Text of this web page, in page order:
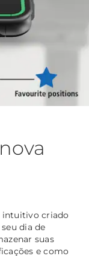
intuitivo criado
dia de
suas
e como